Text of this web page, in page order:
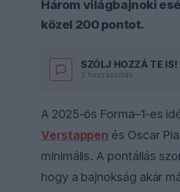
Három világbajnoki
közel 200 pontot.
SZÓLJ HOZZÁ TE IS!
3 hozzászólás.
A 2025-ös Forma–1-es
Verstappen és Oscar
minimális. A pontállás
hogy a bajnokság akár